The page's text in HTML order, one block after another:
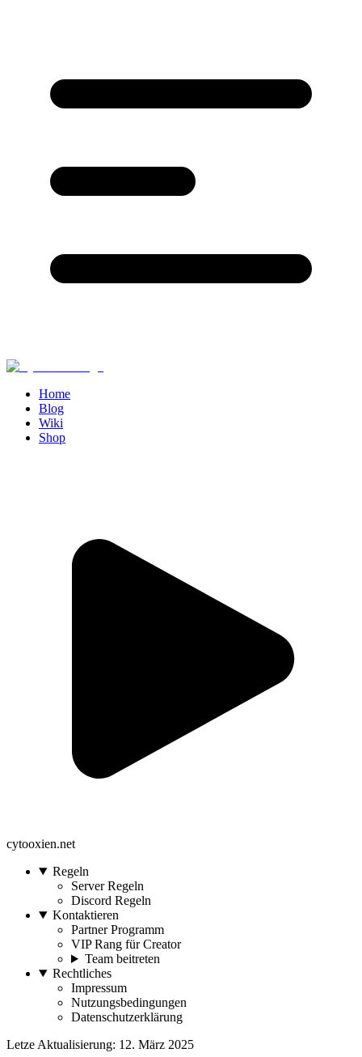
Home
Blog
Wiki
Shop
cytooxien.net
Regeln
Server Regeln
Discord Regeln
Kontaktieren
Partner Programm
VIP Rang für Creator
Team beitreten
Rechtliches
Impressum
Nutzungsbedingungen
Datenschutzerklärung
Letze Aktualisierung: 12. März 2025